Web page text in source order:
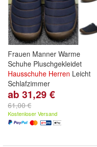
Frauen Manner Warme
Schuhe Pluschgekleidet
Hausschuhe Herren Leicht
Schlafzimmer
ab 31,29 €
61,00 €
Kostenloser Versand